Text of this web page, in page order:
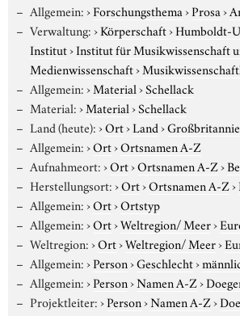
Allgemein:›Forschungsthema›Prosa›
Verwaltung:›Körperschaft›Humboldt-
Institut›Institut für Musikwissenschaft
Medienwissenschaft›
Allgemein:›Material›Schellack
Material:›Material›Schellack
Land (heute):›Ort›Land›
Allgemein:›Ort›Ortsnamen A-Z
Aufnahmeort:›Ort›Ortsnamen A-Z›
Herstellungsort:›Ort›Ortsnamen A-Z›
Allgemein:›Ort›Ortstyp
Allgemein:›Ort›Weltregion/ Meer›
Weltregion:›Ort›Weltregion/ Meer›
Allgemein:›Person›Geschlecht›
Allgemein:›Person›Namen A-Z›
Projektleiter:›Person›Namen A-Z›